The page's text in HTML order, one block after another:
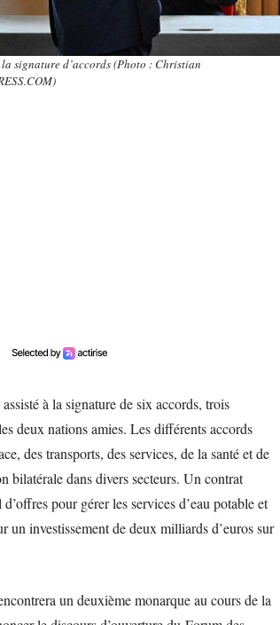
signature d’accords (Photo : Christian
à la signature de six accords, trois
deux nations amies. Les différents accords
des transports, des services, de la santé et de
bilatérale dans divers secteurs. Un contrat
pour gérer les services d’eau potable et
un investissement de deux milliards d’euros sur
un deuxième monarque au cours de la